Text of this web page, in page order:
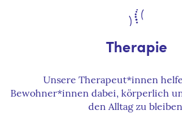
Therapie
Unsere Therapeut*innen
Bewohner*innen dabei, körperlich
den Alltag zu